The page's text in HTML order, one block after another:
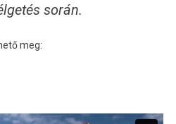
során.
meg: